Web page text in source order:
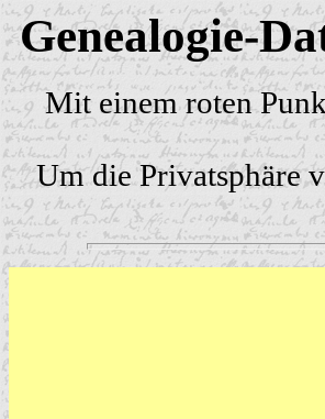
Genealogie-
Mit einem roten
Um die Privatsphäre